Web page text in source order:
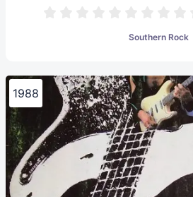
Southern Rock
1988